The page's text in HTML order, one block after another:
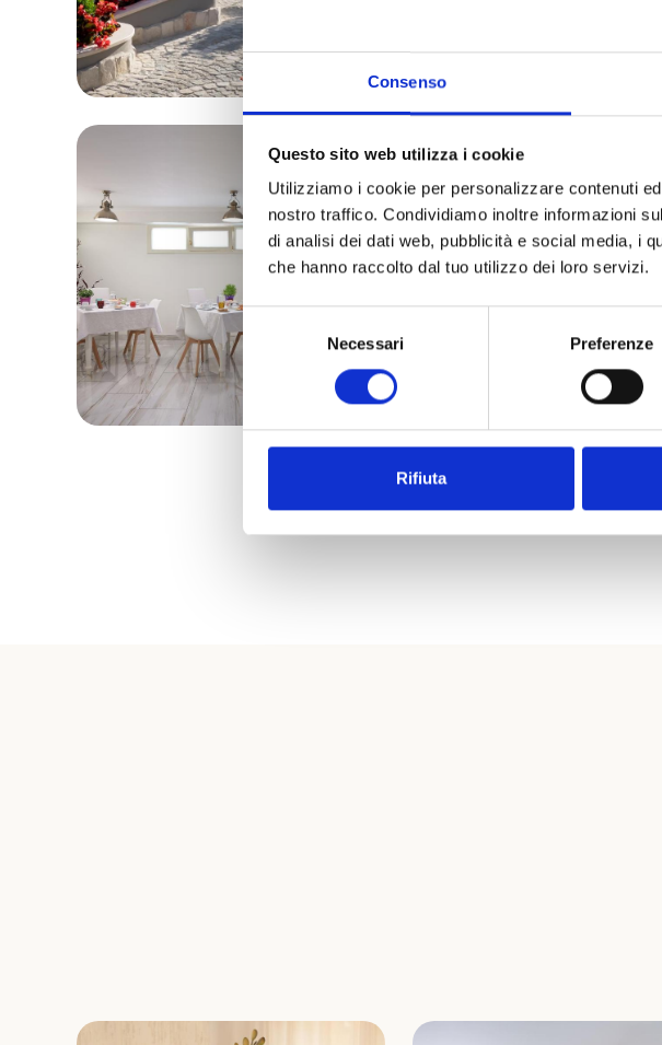
Consenso
Questo sito web utilizza i cookie
Utilizziamo i cookie per personalizzare contenuti
nostro traffico. Condividiamo inoltre informazioni
di analisi dei dati web, pubblicità e social media, i
che hanno raccolto dal tuo utilizzo dei loro servizi.
Selezione
Necessari Preferenze
Rifiuta